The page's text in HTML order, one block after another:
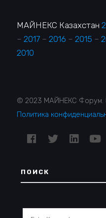
МАЙНЕКС Казахстан
– 2017 – 2016 – 2015 –
2010
© 2023 МАЙНЕКС Форум.
Политика
ПОИСК